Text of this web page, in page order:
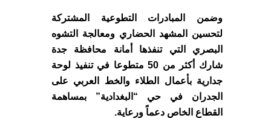
وضمن المبادرات التطوعية المشتركة
لتحسين المشهد الحضاري ومعالجة التشوه
البصري التي تنفذها أمانة محافظة جدة
شارك أكثر من 50 متطوعا في تنفيذ لوحة
جدارية بأعمال الطلاء والخط العربي على
الجدران في حي “البغدادية” بمساهمة
القطاع الخاص دعماً ورعاية.